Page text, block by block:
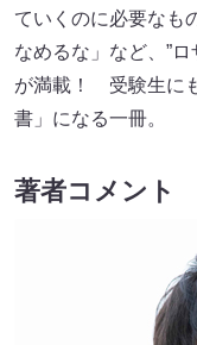
ていくのに必要な
なめるな」など、”
が満載！ 受験生に
書」になる一冊。
著者コメント